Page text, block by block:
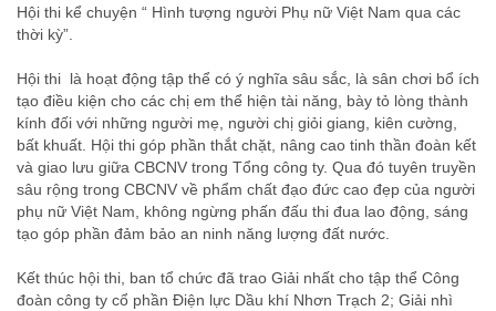
Hội thi kể chuyện “ Hình tượng người Phụ nữ Việt Nam qua các
thời kỳ”.
Hội thi là hoạt động tập thể có ý nghĩa sâu sắc, là sân chơi bổ ích
tạo điều kiện cho các chị em thể hiện tài năng, bày tỏ lòng thành
kính đối với những người mẹ, người chị giỏi giang, kiên cường,
bất khuất. Hội thi góp phần thắt chặt, nâng cao tinh thần đoàn kết
và giao lưu giữa CBCNV trong Tổng công ty. Qua đó tuyên truyền
sâu rộng trong CBCNV về phẩm chất đạo đức cao đẹp của người
phụ nữ Việt Nam, không ngừng phấn đấu thi đua lao động, sáng
tạo góp phần đảm bảo an ninh năng lượng đất nước.
Kết thúc hội thi, ban tổ chức đã trao Giải nhất cho tập thể Công
đoàn công ty cổ phần Điện lực Dầu khí Nhơn Trạch 2; Giải nhì